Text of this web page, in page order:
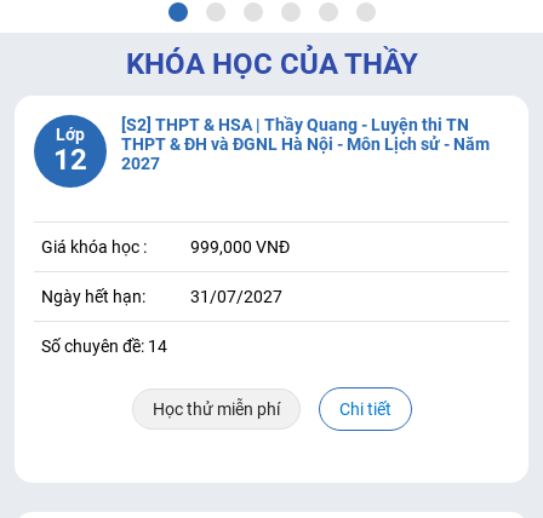
KHÓA HỌC CỦA THẦY
Lớp
12
[S2] THPT & HSA | Thầy Quang - Luyện thi TN
THPT & ĐH và ĐGNL Hà Nội - Môn Lịch sử - Năm
2027
Giá khóa học : 999,000 VNĐ
Ngày hết hạn: 31/07/2027
Số chuyên đề: 14
Học thử miễn phí Chi tiết